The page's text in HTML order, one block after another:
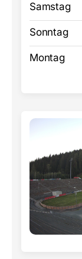
Samstag
Sonntag
Montag